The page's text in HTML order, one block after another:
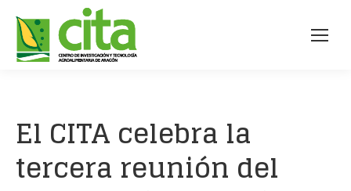
El CITA celebra la
tercera reunión del